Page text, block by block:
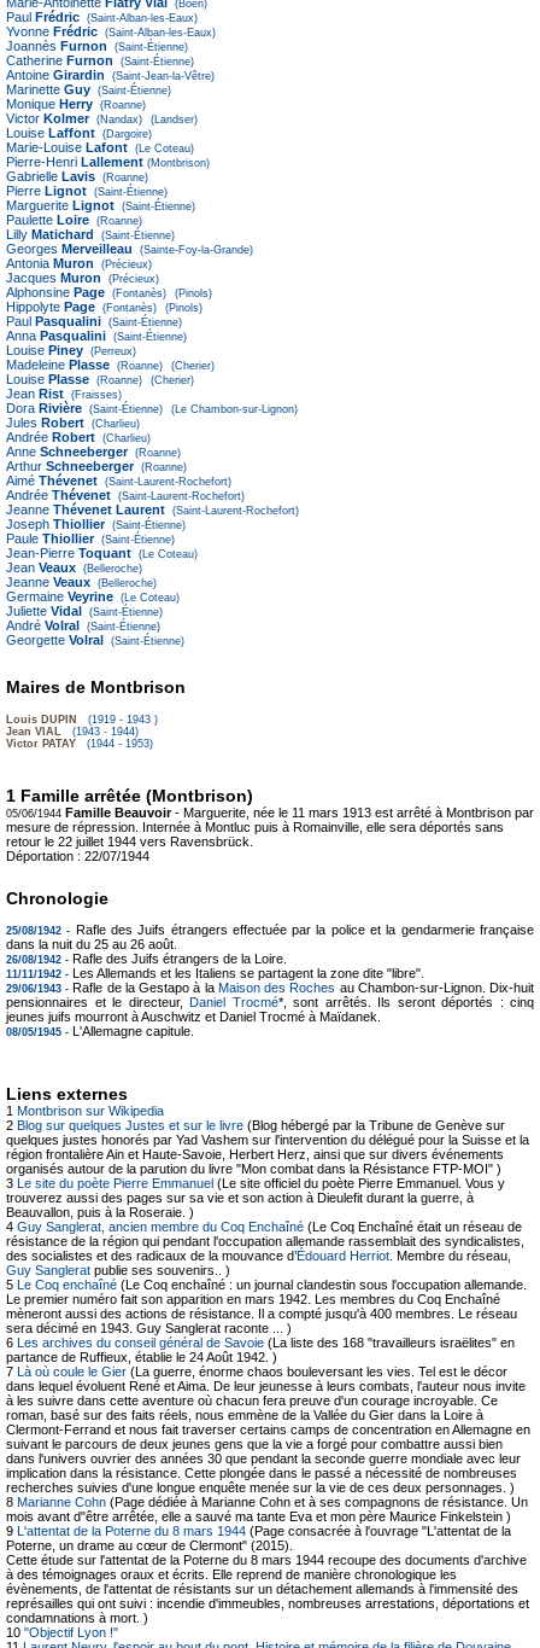
(Boën)
Paul Frédric (Saint-Alban-les-Eaux)
Yvonne Frédric (Saint-Alban-les-Eaux)
Joannès Furnon (Saint-Étienne)
Catherine Furnon (Saint-Étienne)
Antoine Girardin (Saint-Jean-la-Vêtre)
Marinette Guy (Saint-Étienne)
Monique Herry (Roanne)
Victor Kolmer (Nandax) (Landser)
Louise Laffont (Dargoire)
Marie-Louise Lafont (Le Coteau)
Pierre-Henri Lallement (Montbrison)
Gabrielle Lavis (Roanne)
Pierre Lignot (Saint-Étienne)
Marguerite Lignot (Saint-Étienne)
Paulette Loire (Roanne)
Lilly Matichard (Saint-Étienne)
Georges Merveilleau (Sainte-Foy-la-Grande)
Antonia Muron (Précieux)
Jacques Muron (Précieux)
Alphonsine Page (Fontanès) (Pinols)
Hippolyte Page (Fontanès) (Pinols)
Paul Pasqualini (Saint-Étienne)
Anna Pasqualini (Saint-Étienne)
Louise Piney (Perreux)
Madeleine Plasse (Roanne) (Cherier)
Louise Plasse (Roanne) (Cherier)
Jean Rist (Fraisses)
Dora Rivière (Saint-Étienne) (Le Chambon-sur-Lignon)
Jules Robert (Charlieu)
Andrée Robert (Charlieu)
Anne Schneeberger (Roanne)
Arthur Schneeberger (Roanne)
Aimé Thévenet (Saint-Laurent-Rochefort)
Andrée Thévenet (Saint-Laurent-Rochefort)
Jeanne Thévenet Laurent (Saint-Laurent-Rochefort)
Joseph Thiollier (Saint-Étienne)
Paule Thiollier (Saint-Étienne)
Jean-Pierre Toquant (Le Coteau)
Jean Veaux (Belleroche)
Jeanne Veaux (Belleroche)
Germaine Veyrine (Le Coteau)
Juliette Vidal (Saint-Étienne)
André Volral (Saint-Étienne)
Georgette Volral (Saint-Étienne)
Maires de Montbrison
Louis DUPIN
(1919 - 1943 )
Jean VIAL
(1943 - 1944)
Victor PATAY
(1944 - 1953)
1 Famille arrêtée (Montbrison)
05/06/1944 Famille Beauvoir- Marguerite, née le 11 mars 1913 est arrêté à Montbrison par
mesure de répression. Internée à Montluc puis à Romainville, elle sera déportés sans
retour le 22 juillet 1944 vers Ravensbrück.
Déportation : 22/07/1944
Chronologie
25/08/1942 - Rafle des Juifs étrangers effectuée par la police et la gendarmerie française
dans la nuit du 25 au 26 août.
26/08/1942 - Rafle des Juifs étrangers de la Loire.
11/11/1942 - Les Allemands et les Italiens se partagent la zone dite "libre".
29/06/1943 - Rafle de la Gestapo à la Maison des Roches au Chambon-sur-Lignon. Dix-huit
pensionnaires et le directeur, Daniel Trocmé*, sont arrêtés. Ils seront déportés : cinq
jeunes juifs mourront à Auschwitz et Daniel Trocmé à Maïdanek.
08/05/1945 - L'Allemagne capitule.
Liens externes
1 Montbrison sur Wikipedia
2 Blog sur quelques Justes et sur le livre (Blog hébergé par la Tribune de Genève sur
quelques justes honorés par Yad Vashem sur l'intervention du délégué pour la Suisse et la
région frontalière Ain et Haute-Savoie, Herbert Herz, ainsi que sur divers événements
organisés autour de la parution du livre "Mon combat dans la Résistance FTP-MOI" )
3 Le site du poète Pierre Emmanuel (Le site officiel du poète Pierre Emmanuel. Vous y
trouverez aussi des pages sur sa vie et son action à Dieulefit durant la guerre, à
Beauvallon, puis à la Roseraie. )
4 Guy Sanglerat, ancien membre du Coq Enchaîné (Le Coq Enchaîné était un réseau de
résistance de la région qui pendant l'occupation allemande rassemblait des syndicalistes,
des socialistes et des radicaux de la mouvance d’Édouard Herriot . Membre du réseau,
Guy Sanglerat publie ses souvenirs.. )
5 Le Coq enchaîné (Le Coq enchaîné : un journal clandestin sous l'occupation allemande.
Le premier numéro fait son apparition en mars 1942. Les membres du Coq Enchaîné
mèneront aussi des actions de résistance. Il a compté jusqu'à 400 membres. Le réseau
sera décimé en 1943. Guy Sanglerat raconte ... )
6 Les archives du conseil général de Savoie (La liste des 168 "travailleurs israëlites" en
partance de Ruffieux, établie le 24 Août 1942. )
7 Là où coule le Gier (La guerre, énorme chaos bouleversant les vies. Tel est le décor
dans lequel évoluent René et Aima. De leur jeunesse à leurs combats, l'auteur nous invite
à les suivre dans cette aventure où chacun fera preuve d'un courage incroyable. Ce
roman, basé sur des faits réels, nous emmène de la Vallée du Gier dans la Loire à
Clermont-Ferrand et nous fait traverser certains camps de concentration en Allemagne en
suivant le parcours de deux jeunes gens que la vie a forgé pour combattre aussi bien
dans l'univers ouvrier des années 30 que pendant la seconde guerre mondiale avec leur
implication dans la résistance. Cette plongée dans le passé a nécessité de nombreuses
recherches suivies d'une longue enquête menée sur la vie de ces deux personnages. )
8 Marianne Cohn (Page dédiée à Marianne Cohn et à ses compagnons de résistance. Un
mois avant d"être arrêtée, elle a sauvé ma tante Eva et mon père Maurice Finkelstein )
9 L'attentat de la Poterne du 8 mars 1944 (Page consacrée à l'ouvrage "L'attentat de la
Poterne, un drame au cœur de Clermont" (2015).
Cette étude sur l'attentat de la Poterne du 8 mars 1944 recoupe des documents d'archive
à des témoignages oraux et écrits. Elle reprend de manière chronologique les
évènements, de l'attentat de résistants sur un détachement allemands à l'immensité des
représailles qui ont suivi : incendie d'immeubles, nombreuses arrestations, déportations et
condamnations à mort. )
10 "Objectif Lyon !"